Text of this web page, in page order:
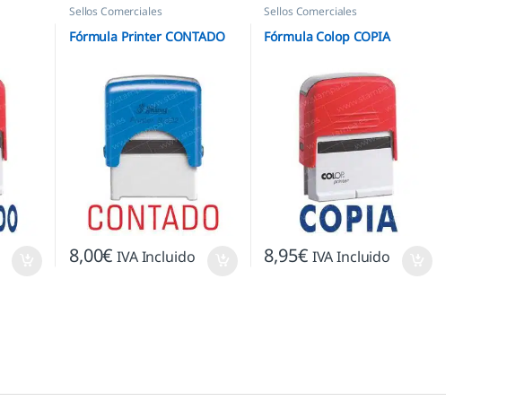
Sellos Comerciales
Fórmula Printer CONTADO
8,00€ IVA Incluido
Sellos Comerciales
Fórmula Colop COPIA
8,95€ IVA Incluido